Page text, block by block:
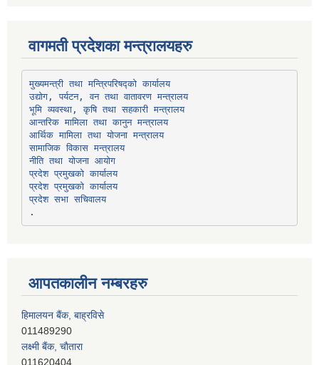
वागमती प्रदेशका मन्त्रालयहरु
मुख्यमन्त्री तथा मन्त्रिपरिषद्को कार्यालय
उद्योग, पर्यटन, वन तथा वातावरण मन्त्रालय
भूमि व्यवस्था, कृषि तथा सहकारी मन्त्रालय
आन्तरिक मामिला तथा कानुन मन्त्रालय
आर्थिक मामिला तथा योजना मन्त्रालय
सामाजिक विकास मन्त्रालय
नीति तथा योजना आयोग
प्रदेश प्रमुखको कार्यालय
प्रदेश प्रमुखको कार्यालय
प्रदेश सभा सचिवालय
आपतकालीन नम्बरहरु
हिमालयन बैंक, बाह्रविसे
011489290
लक्ष्मी बैंक, चाैतारा
011620404